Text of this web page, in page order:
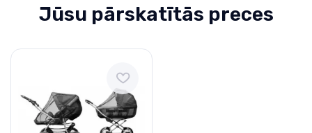
Jūsu pārskatītās preces